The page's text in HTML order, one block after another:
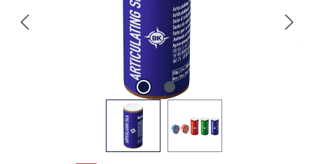
Abbildungen können vom Original abweichen.